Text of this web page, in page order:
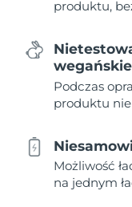
produktu,
wegańskie
Podczas
produktu
Możliwość
na jednym